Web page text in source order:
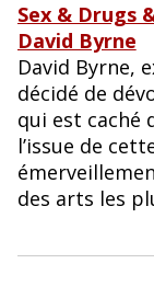
Sex & Drugs
David Byrne
David Byrne,
décidé de
qui est caché
l’issue de
des arts les